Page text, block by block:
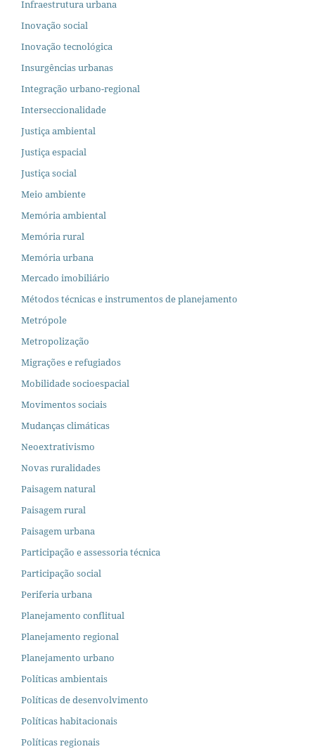
Infraestrutura urbana
Inovação social
Inovação tecnológica
Insurgências urbanas
Integração urbano-regional
Interseccionalidade
Justiça ambiental
Justiça espacial
Justiça social
Meio ambiente
Memória ambiental
Memória rural
Memória urbana
Mercado imobiliário
Métodos técnicas e instrumentos de planejamento
Metrópole
Metropolização
Migrações e refugiados
Mobilidade socioespacial
Movimentos sociais
Mudanças climáticas
Neoextrativismo
Novas ruralidades
Paisagem natural
Paisagem rural
Paisagem urbana
Participação e assessoria técnica
Participação social
Periferia urbana
Planejamento conflitual
Planejamento regional
Planejamento urbano
Políticas ambientais
Políticas de desenvolvimento
Políticas habitacionais
Políticas regionais